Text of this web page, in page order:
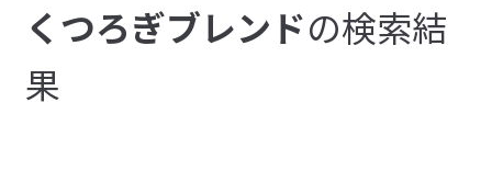
ッ
くつろぎブレンドの検索結
果